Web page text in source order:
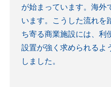
が始まっています。海外
います。こうした流れを
ち寄る商業施設には、利
設置が強く求められるよ
しました。